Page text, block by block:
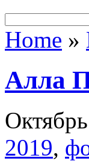
Home »
Алла
2019,